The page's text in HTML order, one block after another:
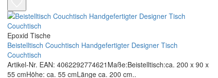
Epoxid Tische
Beistelltisch Couchtisch Handgefertigter Designer Tisch
Couchtisch
Artikel-Nr. EAN: 4062292774621Maße:Beistelltisch:ca. 200 x 90 x
55 cmHöhe: ca. 55 cmLänge ca. 200 cm..